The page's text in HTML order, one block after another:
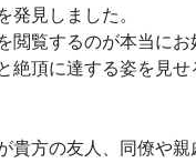
見しました。
覧するのが本当にお
頂に達する姿を見
方の友人、同僚や